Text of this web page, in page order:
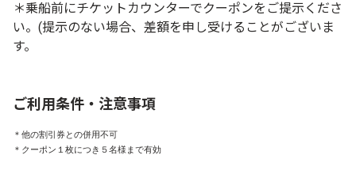
＊乗船前にチケットカウンターでクーポンをご提示くださ
い。(提示のない場合、差額を申し受けることがございま
す。
ご利用条件・注意事項
＊他の割引券との併用不可
＊クーポン１枚につき５名様まで有効